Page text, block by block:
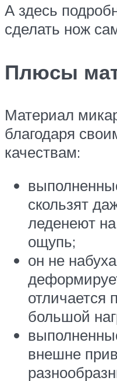
А здесь
сделать нож
Плюсы
Материал
благодаря
качествам:
скользят
леденеют
ощупь;
он не
отличается
большой
внешне